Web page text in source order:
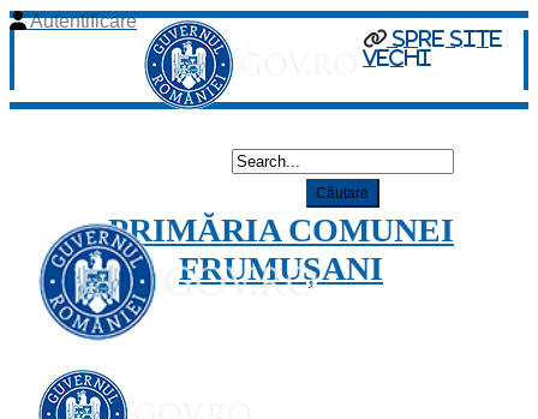
spre site
vechi
Autentificare
PRIMĂRIA COMUNEI
FRUMUȘANI